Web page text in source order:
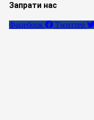
Запрати нас
Фацебоок Тwиттер